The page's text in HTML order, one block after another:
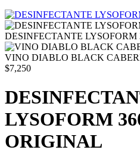
DESINFECTANTE LYSOFORM
VINO DIABLO BLACK
$7,250
LYSOFORM
ORIGINAL